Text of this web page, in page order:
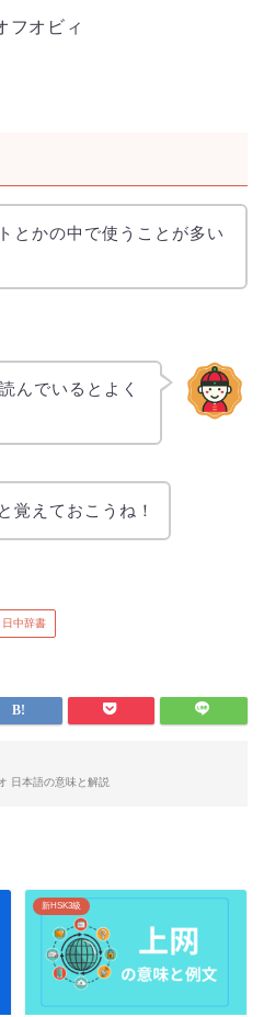
フオビィ
とかの中で使うことが多い
んでいるとよく
覚えておこうね！
日中辞書
日本語の意味と解説
新HSK3級